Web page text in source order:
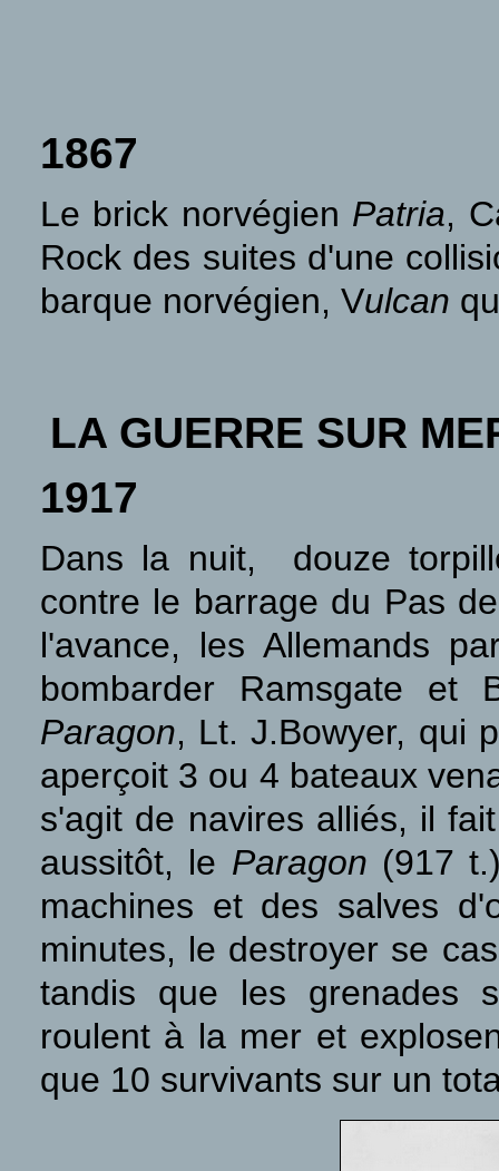
1867
Le brick norvégien Patria,
Rock des suites d'une
barque norvégien, Vulcan
LA GUERRE SUR
1917
Dans la nuit, douze
contre le barrage du Pas
l'avance, les Allemands
bombarder Ramsgate et
Paragon, Lt. J.Bowyer, qui
aperçoit 3 ou 4 bateaux
s'agit de navires alliés, il
aussitôt, le Paragon (917
machines et des salves
minutes, le destroyer se
tandis que les grenades
roulent à la mer et
que 10 survivants sur un